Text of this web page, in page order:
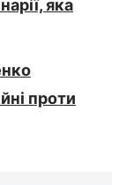
яка
проти